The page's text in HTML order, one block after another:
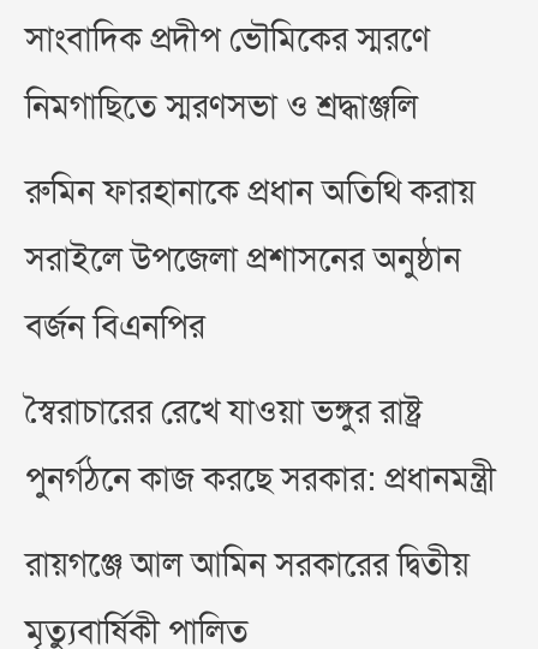
সাংবাদিক প্রদীপ ভৌমিকের স্মরণে
নিমগাছিতে স্মরণসভা ও শ্রদ্ধাঞ্জলি
রুমিন ফারহানাকে প্রধান অতিথি করায়
সরাইলে উপজেলা প্রশাসনের অনুষ্ঠান
বর্জন বিএনপির
স্বৈরাচারের রেখে যাওয়া ভঙ্গুর রাষ্ট্র
পুনর্গঠনে কাজ করছে সরকার: প্রধানমন্ত্রী
রায়গঞ্জে আল আমিন সরকারের দ্বিতীয়
মৃত্যুবার্ষিকী পালিত